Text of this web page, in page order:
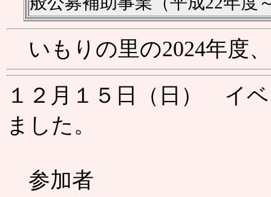
いもりの里の2024年度、
１２月１５日（日） イ
ました。
参加者